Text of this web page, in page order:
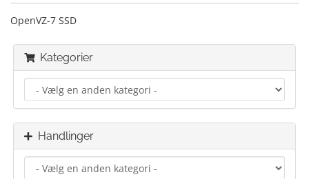
OpenVZ-7 SSD
Kategorier
Handlinger